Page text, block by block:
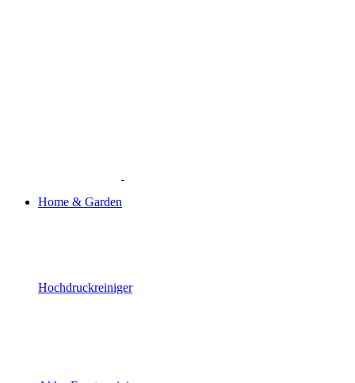
Home & Garden
Hochdruckreiniger